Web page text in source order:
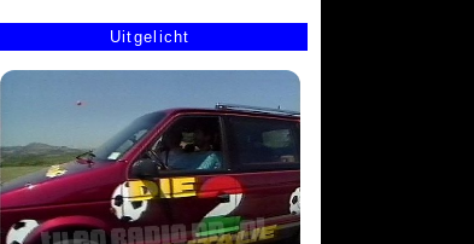
Uitgelicht